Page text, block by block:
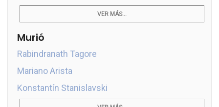
VER MÁS...
Murió
Rabindranath Tagore
Mariano Arista
Konstantín Stanislavski